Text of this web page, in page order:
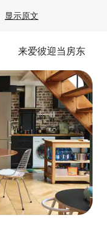
显示原文
来爱彼迎当房东